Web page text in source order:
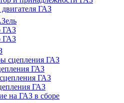
двигателя ГАЗ
ГАЗ
ГАЗ
сцепления ГАЗ
ГАЗ
ГАЗ
ГАЗ
на ГАЗ в сборе